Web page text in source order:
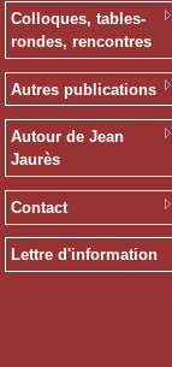
Colloques, tables-
rondes, rencontres
Autres publications
Autour de Jean
Jaurès
Contact
Lettre d'information